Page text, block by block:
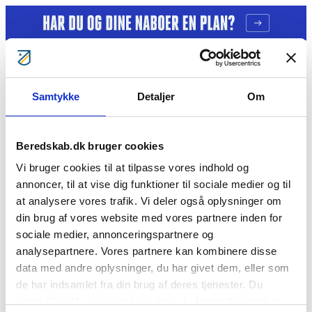
Samtykke Detaljer Om
Beredskab.dk bruger cookies
Vi bruger cookies til at tilpasse vores indhold og
annoncer, til at vise dig funktioner til sociale medier og til
at analysere vores trafik. Vi deler også oplysninger om
din brug af vores website med vores partnere inden for
sociale medier, annonceringspartnere og
analysepartnere. Vores partnere kan kombinere disse
data med andre oplysninger, du har givet dem, eller som
de har indsamlet fra din brug af deres tjenester. Du
Tag ansvar
Bliv Brandmand
Kontakt
Søg
Rasmus Kragh Jensen
Cookie- og privatlivspolitik
BorgerBeredskabet BlivBrandmandNuBlivFrivilligNuFor
medlemmerÅrsberetninger